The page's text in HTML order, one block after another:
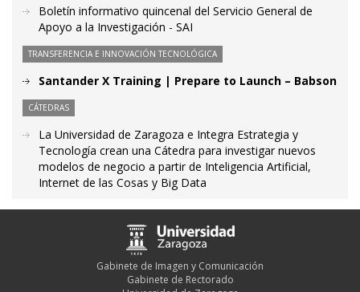
Boletín informativo quincenal del Servicio General de
Apoyo a la Investigación - SAI
TRANSFERENCIA E INNOVACIÓN TECNOLÓGICA
Santander X Training | Prepare to Launch – Babson
CÁTEDRAS
La Universidad de Zaragoza e Integra Estrategia y
Tecnología crean una Cátedra para investigar nuevos
modelos de negocio a partir de Inteligencia Artificial,
Internet de las Cosas y Big Data
Gabinete de Imagen y Comunicación
Gabinete de Rectorado